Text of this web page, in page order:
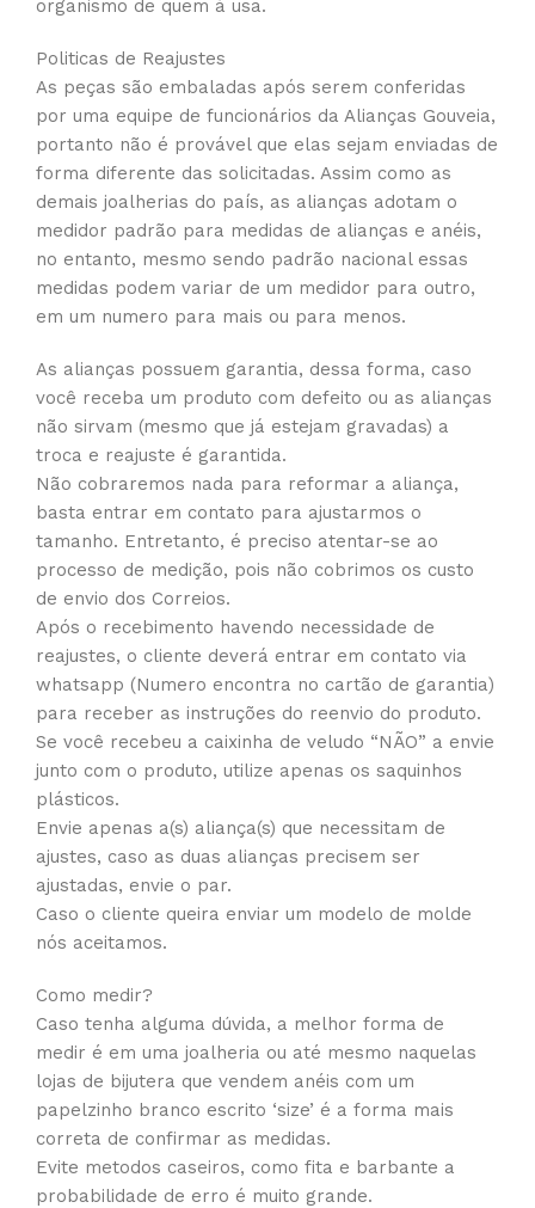
organismo de quem à usa.
Politicas de Reajustes
As peças são embaladas após serem conferidas
por uma equipe de funcionários da Alianças Gouveia,
portanto não é provável que elas sejam enviadas de
forma diferente das solicitadas. Assim como as
demais joalherias do país, as alianças adotam o
medidor padrão para medidas de alianças e anéis,
no entanto, mesmo sendo padrão nacional essas
medidas podem variar de um medidor para outro,
em um numero para mais ou para menos.
As alianças possuem garantia, dessa forma, caso
você receba um produto com defeito ou as alianças
não sirvam (mesmo que já estejam gravadas) a
troca e reajuste é garantida.
Não cobraremos nada para reformar a aliança,
basta entrar em contato para ajustarmos o
tamanho. Entretanto, é preciso atentar-se ao
processo de medição, pois não cobrimos os custo
de envio dos Correios.
Após o recebimento havendo necessidade de
reajustes, o cliente deverá entrar em contato via
whatsapp (Numero encontra no cartão de garantia)
para receber as instruções do reenvio do produto.
Se você recebeu a caixinha de veludo “NÃO” a envie
junto com o produto, utilize apenas os saquinhos
plásticos.
Envie apenas a(s) aliança(s) que necessitam de
ajustes, caso as duas alianças precisem ser
ajustadas, envie o par.
Caso o cliente queira enviar um modelo de molde
nós aceitamos.
Como medir?
Caso tenha alguma dúvida, a melhor forma de
medir é em uma joalheria ou até mesmo naquelas
lojas de bijutera que vendem anéis com um
papelzinho branco escrito ‘size’ é a forma mais
correta de confirmar as medidas.
Evite metodos caseiros, como fita e barbante a
probabilidade de erro é muito grande.